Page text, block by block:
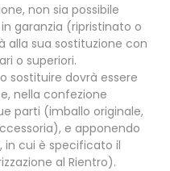
non sia possibile
garanzia (ripristinato o
alla sua sostituzione con
o superiori.
sostituire dovrà essere
nella confezione
parti (imballo originale,
e apponendo
in cui è specificato il
al Rientro).